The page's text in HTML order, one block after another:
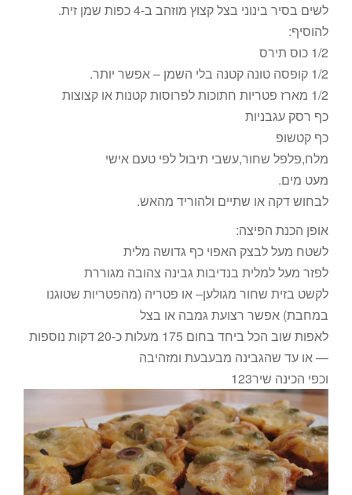
לשים בסיר בינוני בצל קצוץ מוזהב ב-4 כפות שמן זית.
להוסיף:
1/2 כוס תירס
1/2 קופסה טונה קטנה בלי השמן – אפשר יותר.
1/2 מארז פטריות חתוכות לפרוסות קטנות או קצוצות
כף רסק עגבניות
כף קטשופ
מלח,פלפל שחור,עשבי תיבול לפי טעם אישי
מעט מים.
לבחוש דקה או שתיים ולהוריד מהאש.
אופן הכנת הפיצה:
לשטח מעל לבצק האפוי כף גדושה מלית
לפזר מעל למלית בנדיבות גבינה צהובה מגוררת
לקשט בזית שחור מגולען– או פטריה (מהפטריות שטוגנו
במחבת) אפשר רצועת גמבה או בצל
לאפות שוב הכל ביחד בחום 175 מעלות כ-20 דקות נוספות
— או עד שהגבינה מבעבעת ומזהיבה
וכפי הכינה שיר123